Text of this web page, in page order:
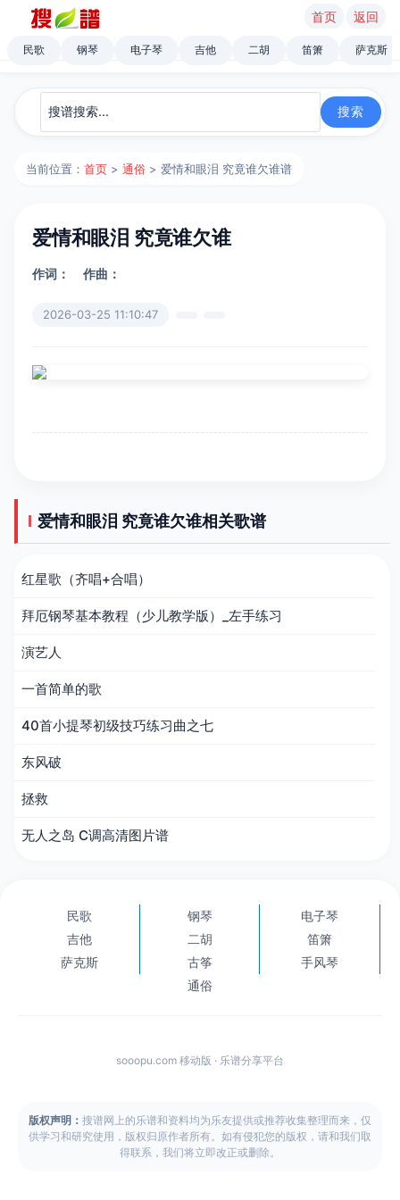
首页 返回
民歌 钢琴 电子琴 吉他 二胡 笛箫 萨克斯
当前位置：首页 >通俗 > 爱情和眼泪 究竟谁欠谁谱
爱情和眼泪 究竟谁欠谁
作词： 作曲：
2026-03-25 11:10:47
爱情和眼泪 究竟谁欠谁相关歌谱
红星歌（齐唱+合唱）
拜厄钢琴基本教程（少儿教学版）_左手练习
演艺人
一首简单的歌
40首小提琴初级技巧练习曲之七
东风破
拯救
无人之岛 C调高清图片谱
民歌 钢琴
电子琴
吉他
二胡
笛箫
萨克斯
古筝
手风琴
通俗
sooopu.com 移动版 · 乐谱分享平台
版权声明： 搜谱网上的乐谱和资料均为乐友提供或推荐收集整理而来，仅
供学习和研究使用，版权归原作者所有。如有侵犯您的版权，请和我们取
得联系，我们将立即改正或删除。